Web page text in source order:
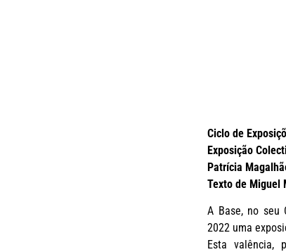
Ciclo de
Exposição
Patrícia
Texto de Miguel
A Base, no seu
2022 uma
Esta valência,